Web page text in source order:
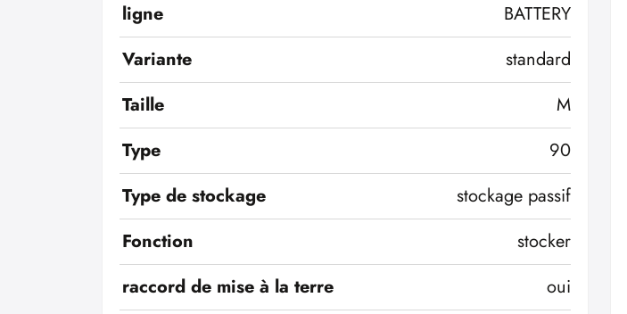
ligne
BATTERY
Variante
standard
Taille
M
Type
90
Type de stockage
stockage passif
Fonction
stocker
raccord de mise à la terre
oui